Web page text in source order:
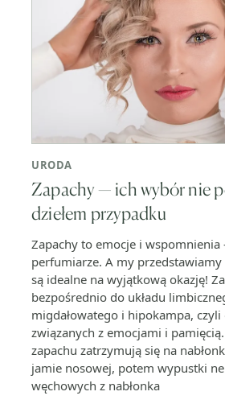
URODA
Zapachy — ich wybór nie
dziełem przypadku
Zapachy to emocje i
perfumiarze. A my przedstawiamy
są idealne na wyjątkową okazję!
bezpośrednio do układu
migdałowatego i hipokampa,
związanych z emocjami i pamięcią.
zapachu zatrzymują się na
jamie nosowej, potem wypustki
węchowych z nabłonka